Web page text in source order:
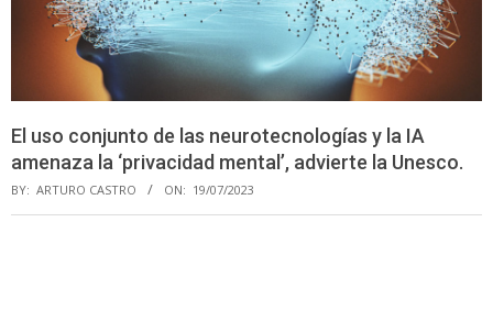
El uso conjunto de las neurotecnologías y la IA
amenaza la ‘privacidad mental’, advierte la Unesco.
BY: ARTURO CASTRO ON: 19/07/2023